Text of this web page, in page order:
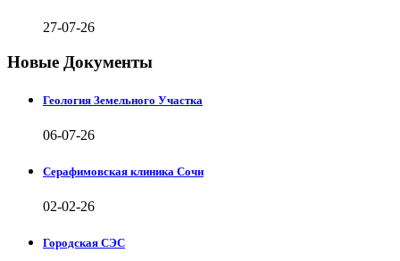
27-07-26
Новые Документы
Геология Земельного Участка
06-07-26
Серафимовская клиника Сочи
02-02-26
Городская СЭС